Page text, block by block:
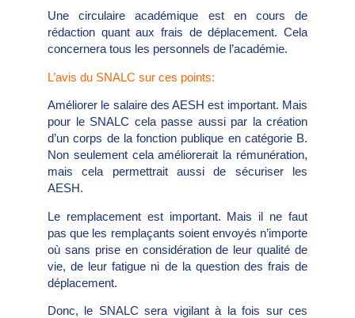
Une circulaire académique est en cours de
rédaction quant aux frais de déplacement. Cela
concernera tous les personnels de l’académie.
L’avis du SNALC sur ces points:
Améliorer le salaire des AESH est important. Mais
pour le SNALC cela passe aussi par la création
d’un corps de la fonction publique en catégorie B.
Non seulement cela améliorerait la rémunération,
mais cela permettrait aussi de sécuriser les
AESH.
Le remplacement est important. Mais il ne faut
pas que les remplaçants soient envoyés n’importe
où sans prise en considération de leur qualité de
vie, de leur fatigue ni de la question des frais de
déplacement.
Donc, le SNALC sera vigilant à la fois sur ces